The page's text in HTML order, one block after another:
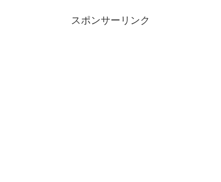
スポンサーリンク